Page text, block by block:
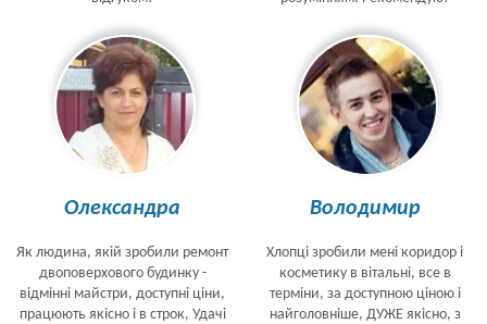
Олександра
Як людина, якій зробили ремонт
двоповерхового будинку -
відмінні майстри, доступні ціни,
працюють якісно і в строк, Удачі
Володимир
Хлопці зробили мені коридор і
косметику в вітальні, все в
терміни, за доступною ціною і
найголовніше, ДУЖЕ якісно, з